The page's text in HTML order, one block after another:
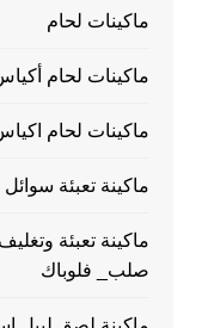
ماكينات لحام
ماكينات لحام
ماكينات لحام
ماكينة تعبئة
ماكينة تعبئة
صلب_ فلوباك